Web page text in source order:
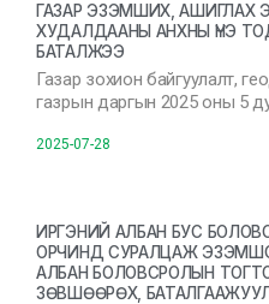
ГАЗАР ЭЗЭМШИХ, АШИГЛАХ
ХУДАЛДААНЫ АНХНЫ ҮНЭ
БАТАЛЖЭЭ
Газар зохион байгуулалт,
газрын даргын 2025 оны 5
2025-07-28
ИРГЭНИЙ АЛБАН БУС
ОРЧИНД СУРАЛЦАЖ
АЛБАН БОЛОВСРОЛЫН
ЗӨВШӨӨРӨХ,